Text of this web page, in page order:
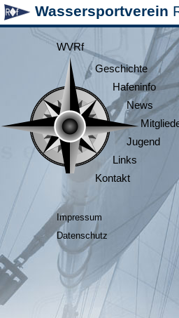
Wassersportverein
WVRf
Geschichte
Hafeninfo
News
Jugend
Links
Kontakt
Impressum
Datenschutz